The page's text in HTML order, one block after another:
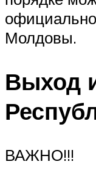
Молдовы.
Выход
ВАЖНО!!!